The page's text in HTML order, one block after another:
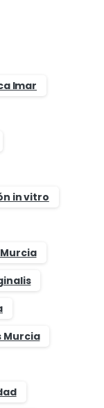
Imar
in vitro
Murcia
Murcia